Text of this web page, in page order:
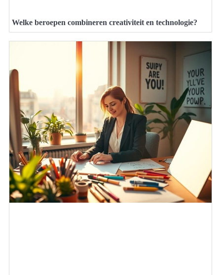
Welke beroepen combineren creativiteit en technologie?